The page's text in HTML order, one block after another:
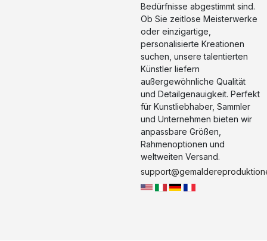
Bedürfnisse abgestimmt sind.
Ob Sie zeitlose Meisterwerke
oder einzigartige,
personalisierte Kreationen
suchen, unsere talentierten
Künstler liefern
außergewöhnliche Qualität
und Detailgenauigkeit. Perfekt
für Kunstliebhaber, Sammler
und Unternehmen bieten wir
anpassbare Größen,
Rahmenoptionen und
weltweiten Versand.